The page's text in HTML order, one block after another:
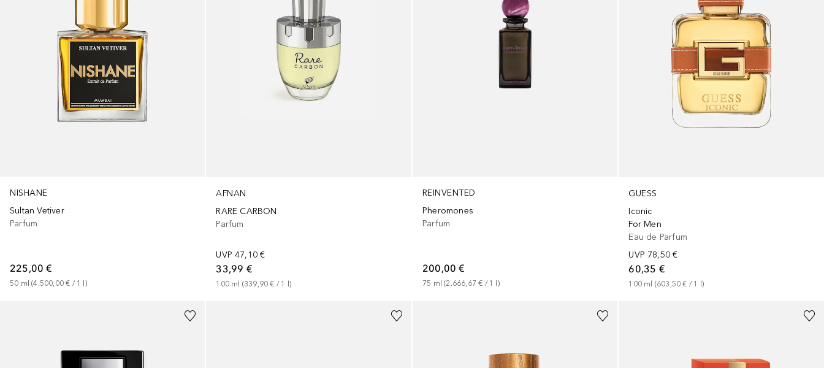
NISHANE
Sultan Vetiver
Parfum
225,00 €
50 ml (4.500,00 € / 1 )
AFNAN
RARE CARBON
Parfum
UVP 47,10 €
33,99 €
100 ml (339,90 € / 1 l)
REINVENTED
Pheromones
Parfum
200,00 €
75 ml (2.666,67 € / 1 )
GUESS
Iconic
For Men
Eau de Parfum
UVP 78,50 €
60,35 €
100 ml (603,50 € / 1 l)
2Größen 1 Größe 1 Größe